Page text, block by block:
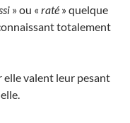
» ou « raté » quelque
totalement
elle valent leur pesant